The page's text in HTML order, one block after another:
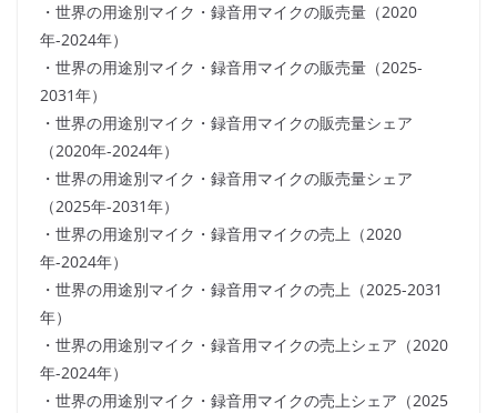
・世界の用途別マイク・録音用マイクの販売量（2020
年-2024年）
・世界の用途別マイク・録音用マイクの販売量（2025-
2031年）
・世界の用途別マイク・録音用マイクの販売量シェア
（2020年-2024年）
・世界の用途別マイク・録音用マイクの販売量シェア
（2025年-2031年）
・世界の用途別マイク・録音用マイクの売上（2020
年-2024年）
・世界の用途別マイク・録音用マイクの売上（2025-2031
年）
・世界の用途別マイク・録音用マイクの売上シェア（2020
年-2024年）
・世界の用途別マイク・録音用マイクの売上シェア（2025